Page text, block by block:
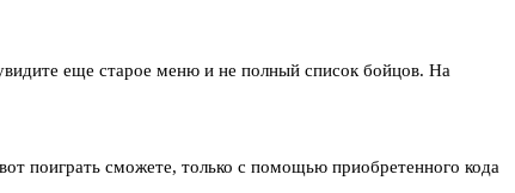
еще старое меню и не полный список бойцов. На
поиграть сможете, только с помощью приобретенного кода